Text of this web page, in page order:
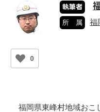
執筆者
所 属 福
0
福岡県東峰村地域おこ